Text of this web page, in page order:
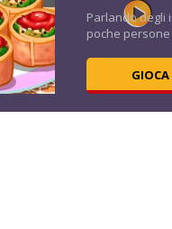
Parlando degli
poche